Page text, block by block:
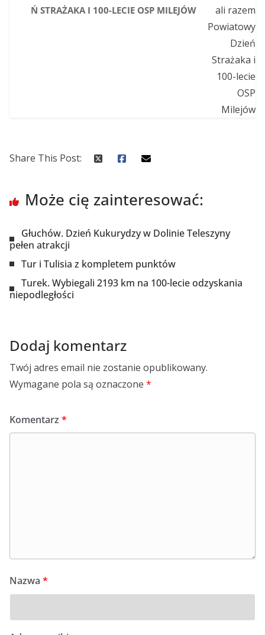
Ń STRAŻAKA I 100-LECIE OSP MILEJÓW
Share This Post:
Może cię zainteresować:
Głuchów. Dzień Kukurydzy w Dolinie Teleszyny
pełen atrakcji
Tur i Tulisia z kompletem punktów
Turek. Wybiegali 2193 km na 100-lecie odzyskania
niepodległości
Dodaj komentarz
Twój adres email nie zostanie opublikowany.
Wymagane pola są oznaczone *
Komentarz *
Nazwa *